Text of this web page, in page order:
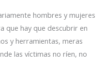
hombres y mujeres
que hay que descubrir en
y herramientas, meras
las víctimas no ríen, no